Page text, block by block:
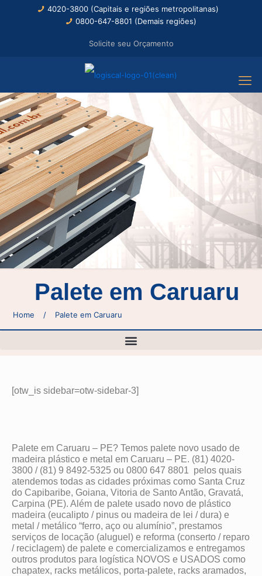
4020-3800 (Capitais e regiões metropolitanas)
0800-647-8801 (Demais regiões)
Solicite seu Orçamento
Palete em Caruaru
Home / Palete em Caruaru
[otw_is sidebar=otw-sidebar-3]
Palete em Caruaru – PE? Temos palete novo usado de
madeira plástico e metal em Caruaru – PE. (81) 4020-
3800 / (81) 9 8492-5325 ou 0800 647 8801 pelos quais
atendemos todas as cidades próximas como Santa Cruz
do Capibaribe, Goiana, Vitoria de Santo Antão, Gravatá,
Carpina (PE). Além de palete usado novo de plástico
madeira (eucalipto / pinus ou madeira de lei / dura) e
metal / metálico “ferro, aço ou alumínio”, prestamos
serviços de locação (aluguel) e reforma (conserto / reparo
/ reciclagem) de palete e comercializamos e entregamos
outros produtos para logística NOVOS e USADOS como
chapatex, racks metálicos, porta-palete, racks aramados,